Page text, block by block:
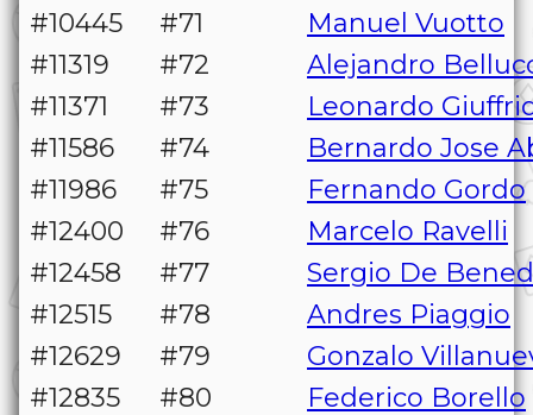
#10445
#71
Manuel Vuotto
#11319
#72
Alejandro
#11371
#73
Leonardo
#11586
#74
Bernardo Jose
#11986
#75
Fernando Gordo
#12400
#76
Marcelo Ravelli
#12458
#77
Sergio De
#12515
#78
Andres Piaggio
#12629
#79
Gonzalo
#12835
#80
Federico Borello